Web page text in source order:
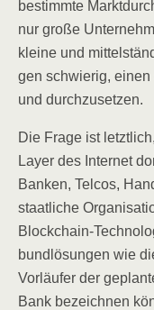
bestimm­te
nur gro­ße
klei­ne und
gen schwie­rig,
und durchzusetzen.
Die Fra­ge ist
Lay­er des Inter­net
Ban­ken, Tel­cos,
staat­li­che
Block­chain-
bund­lö­sun­gen wie
Vor­läu­fer der
Bank bezeich­nen